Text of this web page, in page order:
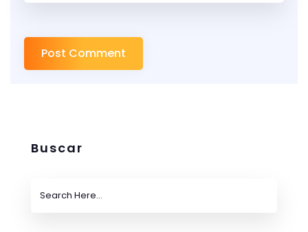
Buscar